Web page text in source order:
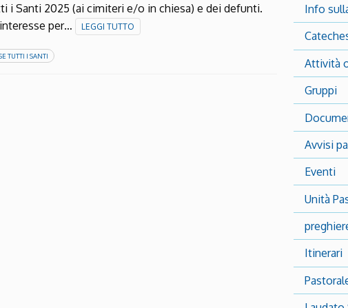
i Santi 2025 (ai cimiteri e/o in chiesa) e dei defunti.
per…
LEGGI TUTTO
TUTTI I SANTI
Info
Attività
Gruppi
Avvisi
Eventi
Unità
Itinerari